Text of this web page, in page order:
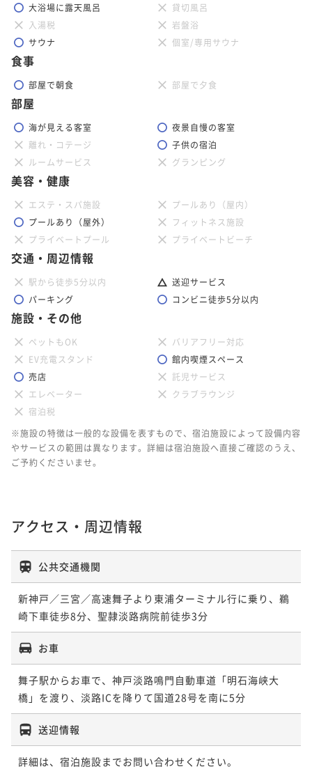
大浴場に露天風呂
貸切風呂
入湯税
岩盤浴
サウナ
個室/専用サウナ
食事
部屋で朝食 部屋で夕食
部屋
海が見える客室
夜景自慢の客室
離れ・コテージ
子供の宿泊
ルームサービス
グランピング
美容・健康
エステ・スパ施設
プールあり（屋内）
プールあり（屋外）
フィットネス施設
プライベートプール
プライベートビーチ
交通・周辺情報
駅から徒歩5分以内
送迎サービス
パーキング
コンビニ徒歩5分以内
施設・その他
ペットもOK
バリアフリー対応
EV充電スタンド
館内喫煙スペース
売店
託児サービス
エレベーター
クラブラウンジ
宿泊税
※施設の特徴は一般的な設備を表すもので、宿泊施設によって設備内容
やサービスの範囲は異なります。詳細は宿泊施設へ直接ご確認のうえ、
ご予約くださいませ。
アクセス・周辺情報
公共交通機関
新神戸／三宮／高速舞子より東浦ターミナル行に乗り、鵜
崎下車徒歩8分、聖隷淡路病院前徒歩3分
お車
舞子駅からお車で、神戸淡路鳴門自動車道「明石海峡大
橋」を渡り、淡路ICを降りて国道28号を南に5分
送迎情報
詳細は、宿泊施設までお問い合わせください。